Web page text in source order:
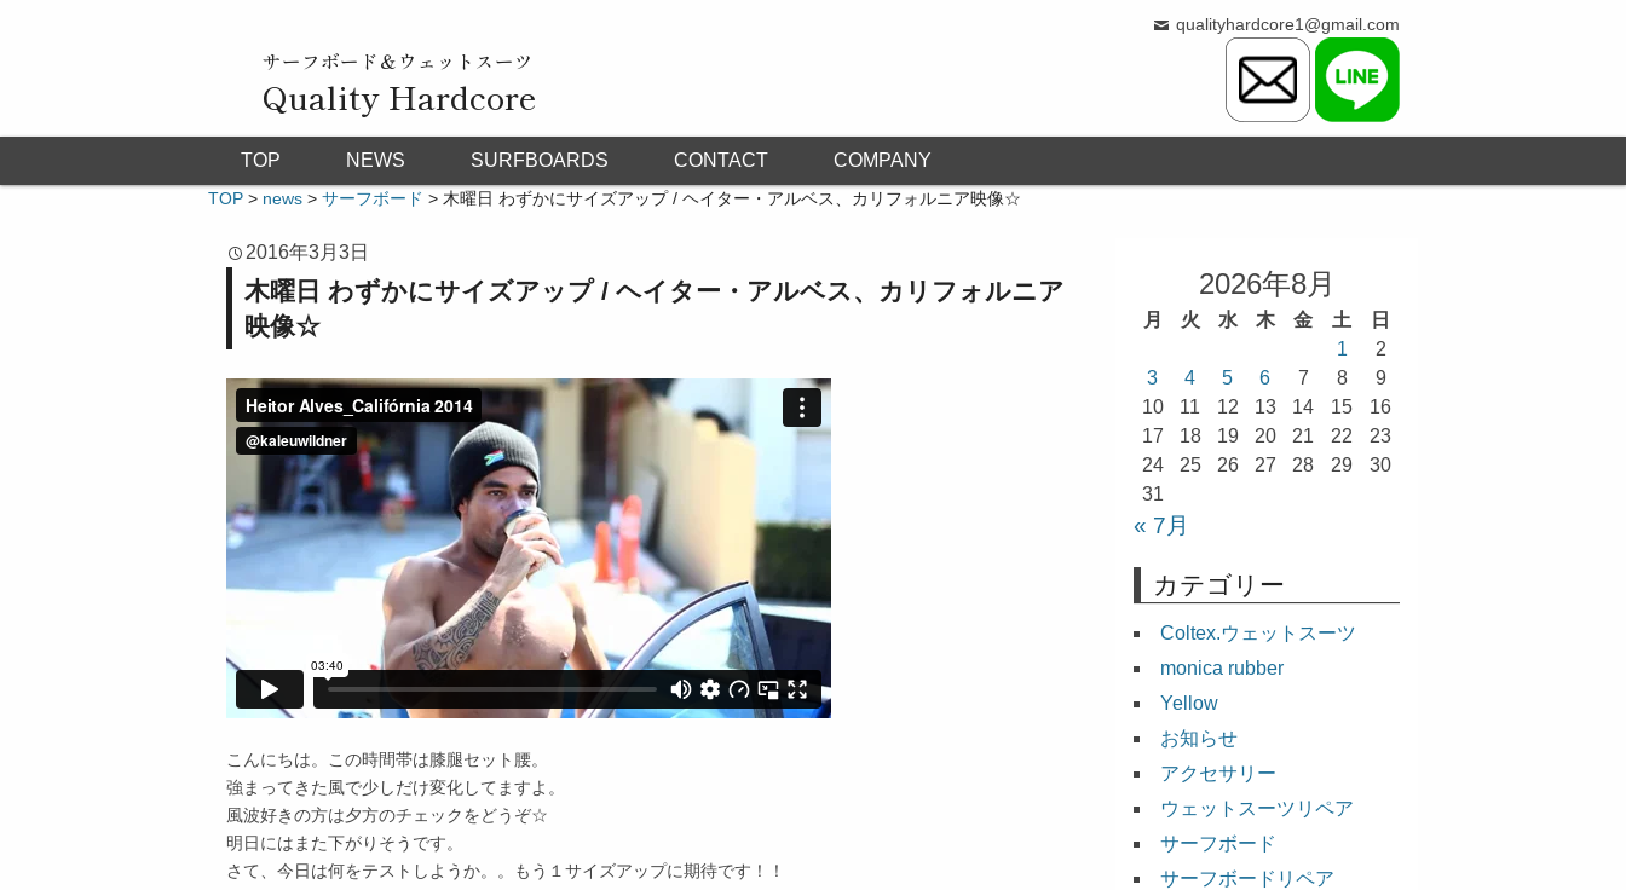
サーフボード＆ウェットスーツ
Quality Hardcore
qualityhardcore1@gmail.com
TOP NEWS SURFBOARDS CONTACT COMPANY
TOP > news > サーフボード > 木曜日 わずかにサイズアップ / ヘイター・アルベス、カリフォルニア映像☆
2016年3月3日
木曜日 わずかにサイズアップ / ヘイター・アルベス、カリフォルニア
映像☆
こんにちは。この時間帯は膝腿セット腰。
強まってきた風で少しだけ変化してますよ。
風波好きの方は夕方のチェックをどうぞ☆
明日にはまた下がりそうです。
さて、今日は何をテストしようか。。もう１サイズアップに期待です！！
2026年8月
月 火 水 木 金 土
日
1
2
3
4 5 6 7 8
9
10
11 12 13 14 15
16
17
18 19 20 21 22
23
24
25 26 27 28 29
30
31
« 7月
カテゴリー
Coltex.ウェットスーツ
monica rubber
Yellow
お知らせ
アクセサリー
ウェットスーツリペア
サーフボード
サーフボードリペア